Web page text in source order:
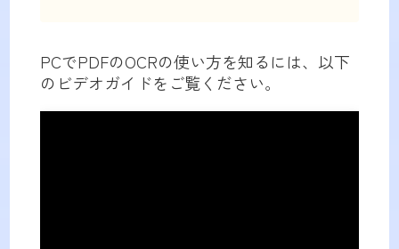
PCでPDFのOCRの使い方を知るには、以下
のビデオガイドをご覧ください。